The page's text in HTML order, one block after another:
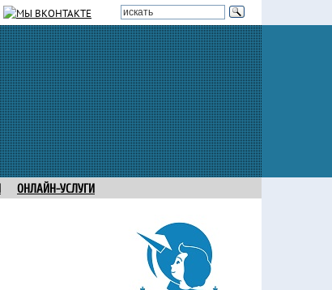
ОНЛАЙН-УСЛУГИ